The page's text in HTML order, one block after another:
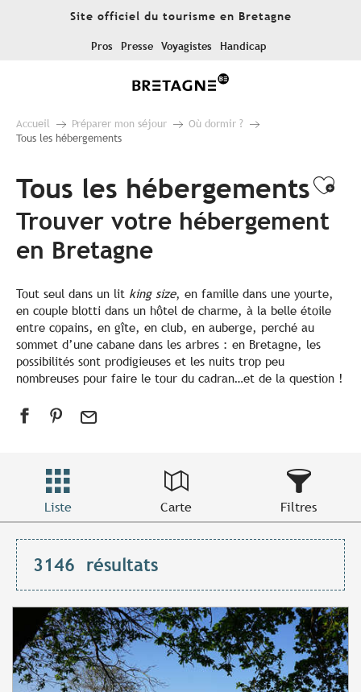
Site officiel du tourisme en Bretagne
Pros Presse Voyagistes Handicap
Accueil Préparer mon séjour
Où dormir ?
Tous les hébergements
Tous les hébergements
Trouver votre hébergement
en Bretagne
Tout seul dans un lit king size, en famille dans une yourte,
en couple blotti dans un hôtel de charme, à la belle étoile
entre copains, en gîte, en club, en auberge, perché au
sommet d’une cabane dans les arbres : en Bretagne, les
possibilités sont prodigieuses et les nuits trop peu
nombreuses pour faire le tour du cadran…et de la question !
Liste Carte Filtres
3146 résultats